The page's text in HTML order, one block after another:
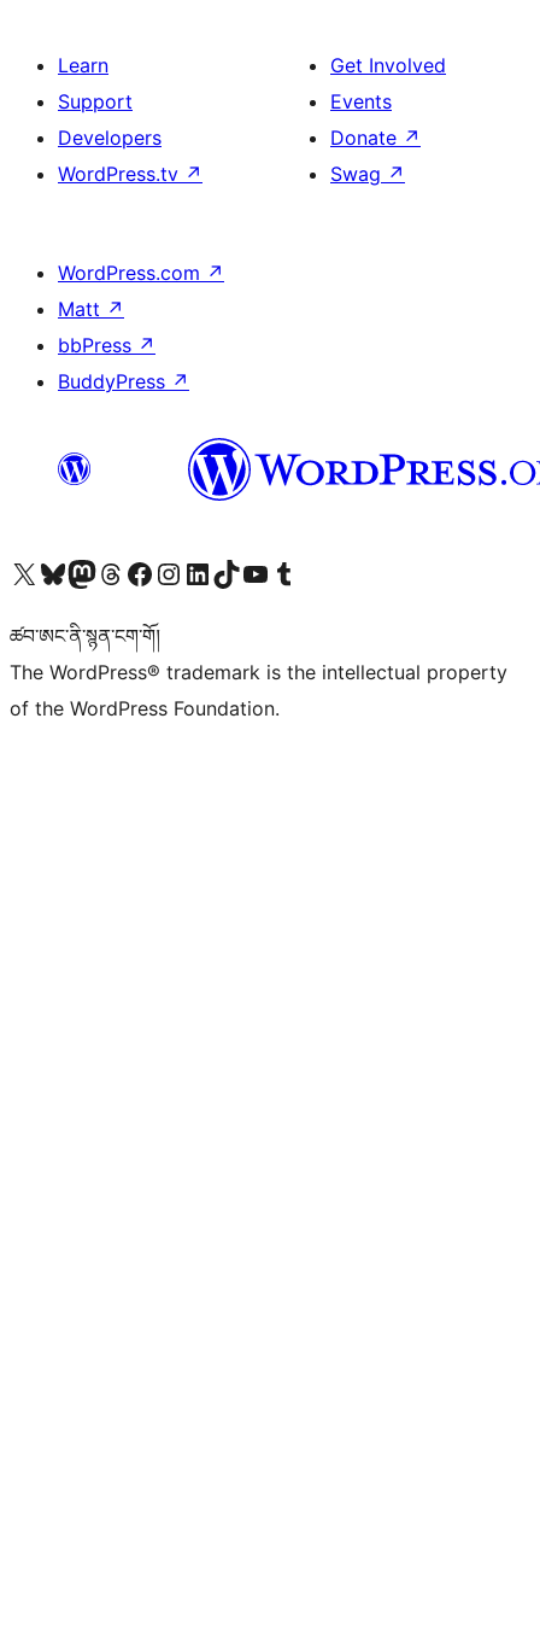
Learn
Support
Developers
WordPress.tv ↗
Get Involved
Events
Donate ↗
Swag ↗
WordPress.com ↗
Matt ↗
bbPress ↗
BuddyPress ↗
Visit our X (formerly Twitter) account
Visit our Bluesky account
Visit our Mastodon account
Visit our Threads account
Visit our Facebook page
Visit our Instagram account
Visit our LinkedIn account
Visit our TikTok account
Visit our YouTube channel
Visit our Tumblr account
ཚབ་ཨང་ནི་སྙན་ངག་གོ།
The WordPress® trademark is the intellectual property
of the WordPress Foundation.